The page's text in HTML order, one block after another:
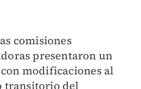
comisiones
presentaron un
modificaciones al
transitorio del